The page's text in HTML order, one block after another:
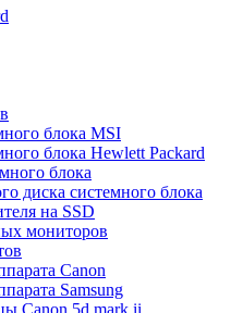
блока MSI
блока Hewlett Packard
блока
диска системного блока
на SSD
мониторов
Canon
Samsung
Canon 5d mark ii